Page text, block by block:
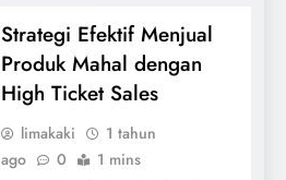
Strategi Efektif Menjual
Produk Mahal dengan
High Ticket Sales
limakaki
1 tahun
ago
0 1 mins